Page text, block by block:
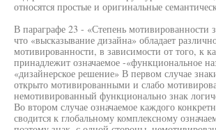
относятся простые и оригинальные
В параграфе 23 - «Степень мотивированности
что «высказывание дизайна» обладает
мотивированности, в зависимости от того, к
принадлежит означаемое -«функциональное
«дизайнерское решение» В первом случае
открыто мотивированными и слабо
немотивированный функционально знак
Во втором случае означаемое каждого
сводится к глобальному комплексному